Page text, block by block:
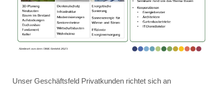
Unser Geschäftsfeld Privatkunden richtet sich an